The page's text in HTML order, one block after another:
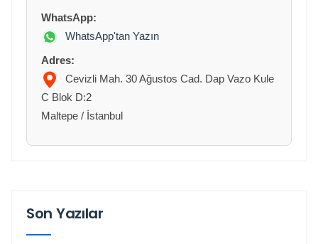
WhatsApp:
WhatsApp'tan Yazın
Adres:
Cevizli Mah. 30 Ağustos Cad. Dap Vazo Kule
C Blok D:2
Maltepe / İstanbul
Son Yazılar